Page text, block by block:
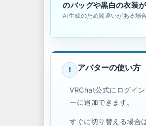
のバッグや黒白の衣装
AI生成のため間違いがある場
! アバターの使い方
VRChat公式にログイ
ーに追加できます。
すぐに切り替える場合